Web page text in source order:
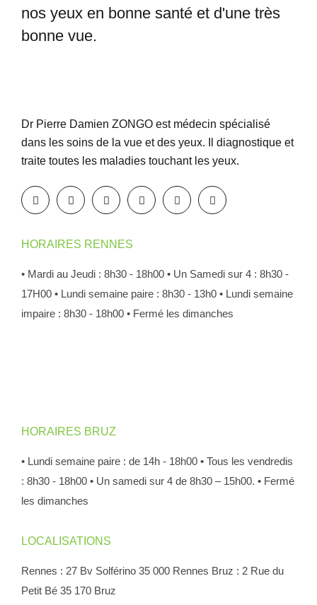
nos yeux en bonne santé et d'une très
bonne vue.
Dr Pierre Damien ZONGO est médecin spécialisé
dans les soins de la vue et des yeux. Il diagnostique et
traite toutes les maladies touchant les yeux.
HORAIRES RENNES
• Mardi au Jeudi : 8h30 - 18h00 • Un Samedi sur 4 : 8h30 -
17H00 • Lundi semaine paire : 8h30 - 13h0 • Lundi semaine
impaire : 8h30 - 18h00 • Fermé les dimanches
HORAIRES BRUZ
• Lundi semaine paire : de 14h - 18h00 • Tous les vendredis
: 8h30 - 18h00 • Un samedi sur 4 de 8h30 – 15h00. • Fermé
les dimanches
LOCALISATIONS
Rennes : 27 Bv Solférino 35 000 Rennes Bruz : 2 Rue du
Petit Bé 35 170 Bruz